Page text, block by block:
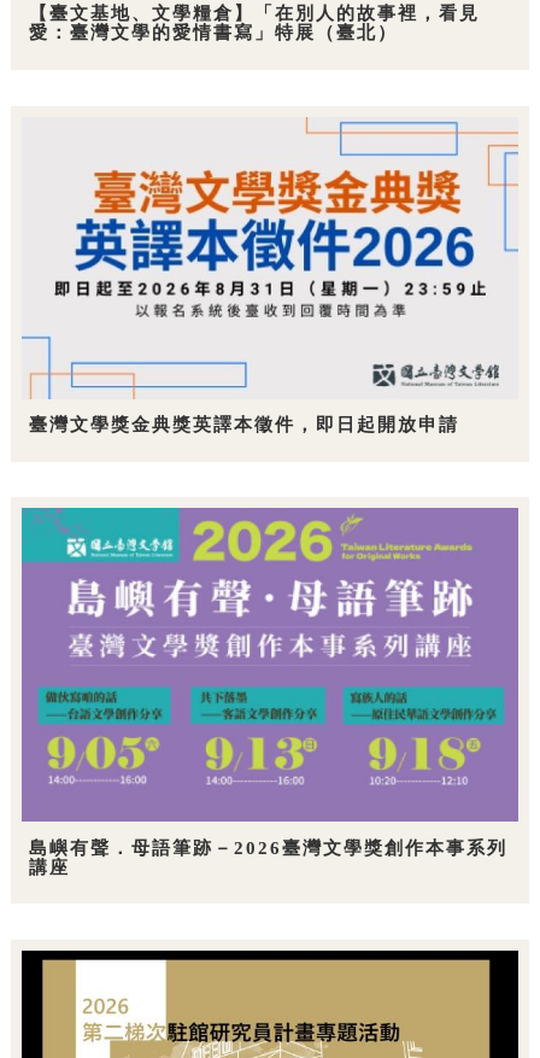
【臺文基地、文學糧倉】「在別人的故事裡，看見
愛：臺灣文學的愛情書寫」特展（臺北）
臺灣文學獎金典獎英譯本徵件，即日起開放申請
島嶼有聲．母語筆跡－2026臺灣文學獎創作本事系列
講座